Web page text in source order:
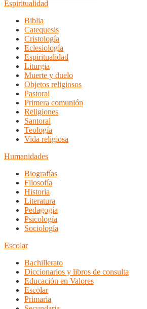
Espiritualidad
Biblia
Catequesis
Cristología
Eclesiología
Espiritualidad
Liturgia
Muerte y duelo
Objetos religiosos
Pastoral
Primera comunión
Religiones
Santoral
Teología
Vida religiosa
Humanidades
Biografías
Filosofía
Historia
Literatura
Pedagogía
Psicología
Sociología
Escolar
Bachillerato
Diccionarios y libros de consulta
Educación en Valores
Escolar
Primaria